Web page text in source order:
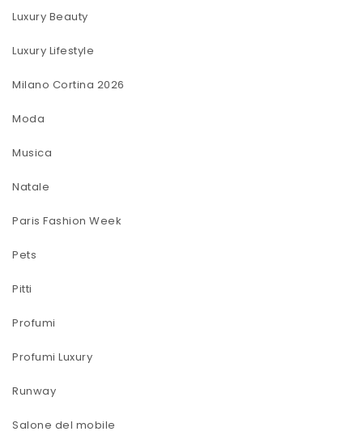
Luxury Beauty
Luxury Lifestyle
Milano Cortina 2026
Moda
Musica
Natale
Paris Fashion Week
Pets
Pitti
Profumi
Profumi Luxury
Runway
Salone del mobile